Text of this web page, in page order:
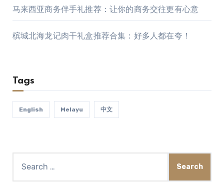
马来西亚商务伴手礼推荐：让你的商务交往更有心意
槟城北海龙记肉干礼盒推荐合集：好多人都在夸！
Tags
English Melayu 中文